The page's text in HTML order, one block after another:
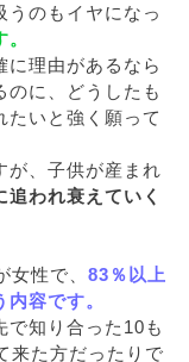
うのもイヤになっ
に理由があるなら
のに、どうしたも
たいと強く願って
が、子供が産まれ
追われ衰えていく
性で、 83％以上
容です。
で知り合った10も
来た方だったりで